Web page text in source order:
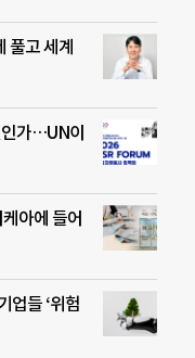
풀고 세계
인가…UN이
아에 들어
업들 ‘위험